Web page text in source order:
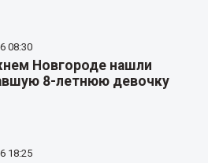
08:30
Новгороде нашли
8-летнюю девочку
18:25